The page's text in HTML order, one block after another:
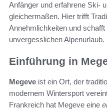
Anfänger und erfahrene Ski-
gleichermaßen. Hier trifft
Annehmlichkeiten und
unvergesslichen Alpenurlaub.
Einführung in
Megeve ist ein Ort, der
modernem Wintersport
Frankreich hat Megeve eine